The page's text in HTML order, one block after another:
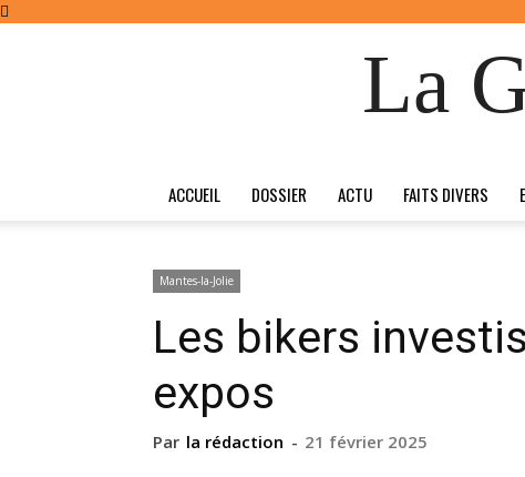
La
ACCUEIL DOSSIER ACTU FAITS DIVERS
Mantes-la-Jolie
Les bikers
expos
Par la rédaction - 21 février 2025